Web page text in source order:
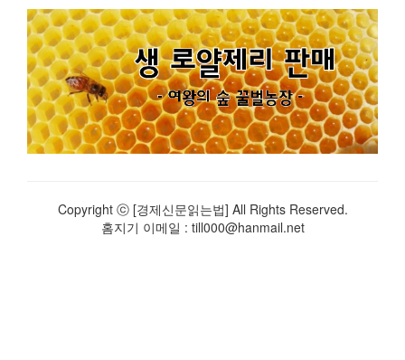
Copyright ⓒ [경제신문읽는법] All Rights Reserved.
홈지기 이메일 : till000@hanmail.net